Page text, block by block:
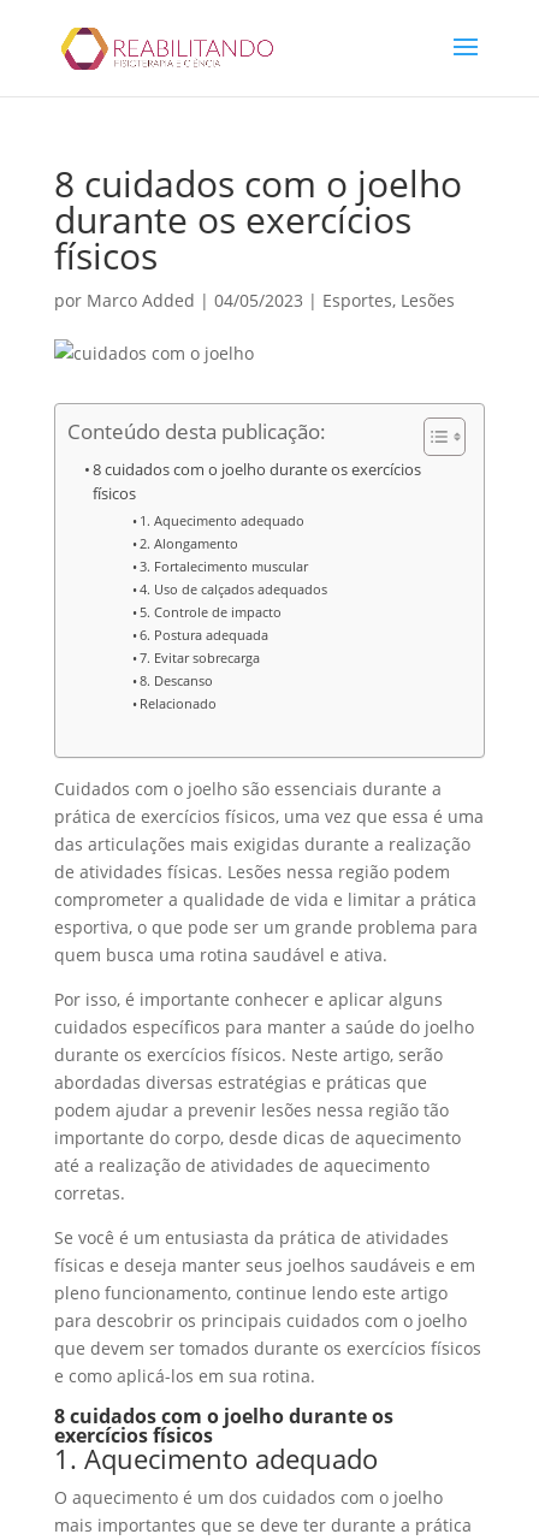
8 cuidados com o joelho
durante os exercícios
físicos
por Marco Added | 04/05/2023 | Esportes, Lesões
Conteúdo desta publicação:
8 cuidados com o joelho durante os exercícios
físicos
1. Aquecimento adequado
2. Alongamento
3. Fortalecimento muscular
4. Uso de calçados adequados
5. Controle de impacto
6. Postura adequada
7. Evitar sobrecarga
8. Descanso
Relacionado
Cuidados com o joelho são essenciais durante a
prática de exercícios físicos, uma vez que essa é uma
das articulações mais exigidas durante a realização
de atividades físicas. Lesões nessa região podem
comprometer a qualidade de vida e limitar a prática
esportiva, o que pode ser um grande problema para
quem busca uma rotina saudável e ativa.
Por isso, é importante conhecer e aplicar alguns
cuidados específicos para manter a saúde do joelho
durante os exercícios físicos. Neste artigo, serão
abordadas diversas estratégias e práticas que
podem ajudar a prevenir lesões nessa região tão
importante do corpo, desde dicas de aquecimento
até a realização de atividades de aquecimento
corretas.
Se você é um entusiasta da prática de atividades
físicas e deseja manter seus joelhos saudáveis e em
pleno funcionamento, continue lendo este artigo
para descobrir os principais cuidados com o joelho
que devem ser tomados durante os exercícios físicos
e como aplicá-los em sua rotina.
8 cuidados com o joelho durante os
exercícios físicos
1. Aquecimento adequado
O aquecimento é um dos cuidados com o joelho
mais importantes que se deve ter durante a prática